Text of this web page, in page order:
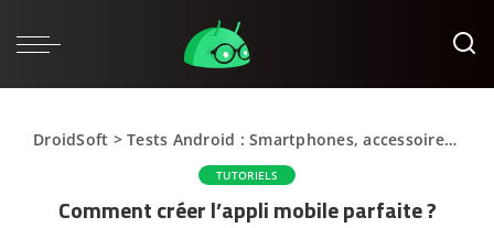
DroidSoft >Tests Android : Smartphones, accessoires et applications
TUTORIELS
Comment créer l’appli mobile parfaite ?